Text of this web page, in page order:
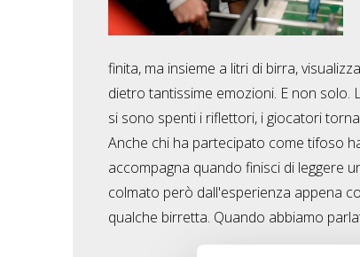
finita, ma insieme a litri di birra,
dietro tantissime emozioni. E non solo.
si sono spenti i riflettori, i giocatori
Anche chi ha partecipato come tifoso
accompagna quando finisci di leggere
colmato però dall'esperienza appena
qualche birretta. Quando abbiamo